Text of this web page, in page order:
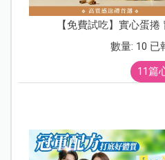
【免費試吃】實心蛋
數量: 10 已
11篇